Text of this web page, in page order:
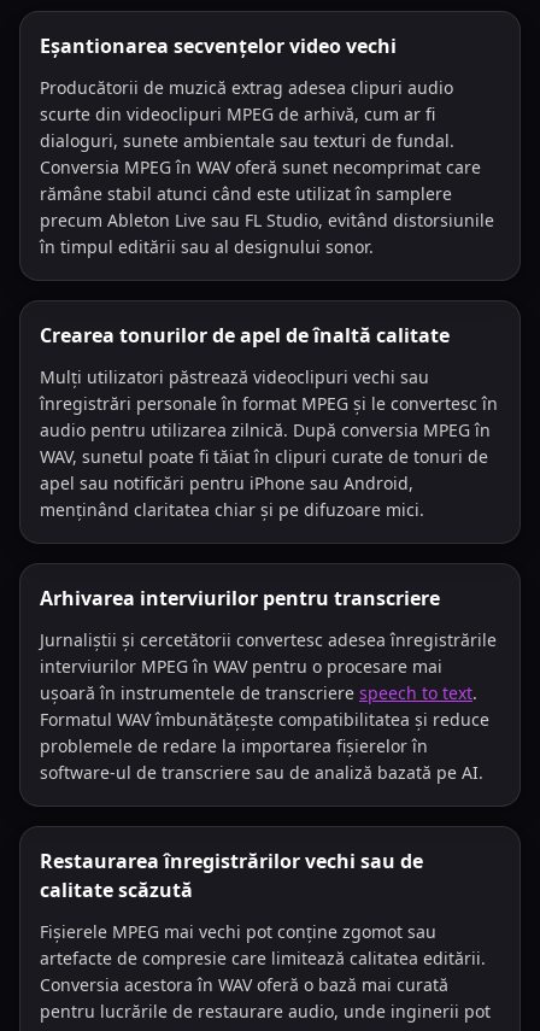
Eșantionarea secvențelor video vechi
Producătorii de muzică extrag adesea clipuri audio
scurte din videoclipuri MPEG de arhivă, cum ar fi
dialoguri, sunete ambientale sau texturi de fundal.
Conversia MPEG în WAV oferă sunet necomprimat care
rămâne stabil atunci când este utilizat în samplere
precum Ableton Live sau FL Studio, evitând distorsiunile
în timpul editării sau al designului sonor.
Crearea tonurilor de apel de înaltă calitate
Mulți utilizatori păstrează videoclipuri vechi sau
înregistrări personale în format MPEG și le convertesc în
audio pentru utilizarea zilnică. După conversia MPEG în
WAV, sunetul poate fi tăiat în clipuri curate de tonuri de
apel sau notificări pentru iPhone sau Android,
menținând claritatea chiar și pe difuzoare mici.
Arhivarea interviurilor pentru transcriere
Jurnaliștii și cercetătorii convertesc adesea înregistrările
interviurilor MPEG în WAV pentru o procesare mai
ușoară în instrumentele de transcriere speech to text.
Formatul WAV îmbunătățește compatibilitatea și reduce
problemele de redare la importarea fișierelor în
software-ul de transcriere sau de analiză bazată pe AI.
Restaurarea înregistrărilor vechi sau de
calitate scăzută
Fișierele MPEG mai vechi pot conține zgomot sau
artefacte de compresie care limitează calitatea editării.
Conversia acestora în WAV oferă o bază mai curată
pentru lucrările de restaurare audio, unde inginerii pot